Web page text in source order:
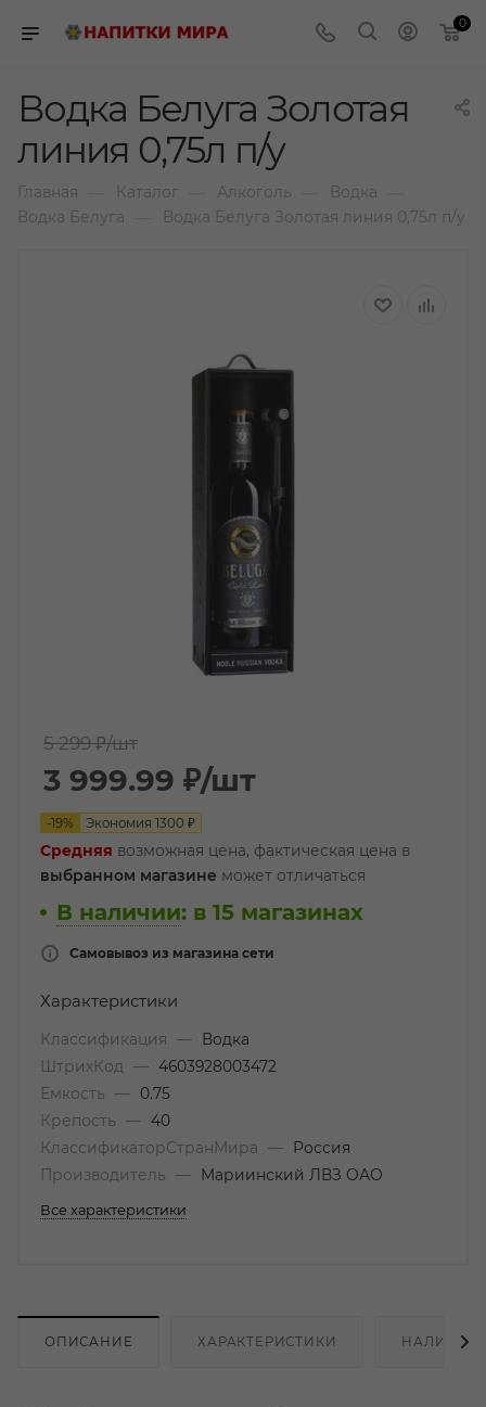
0
Водка Белуга Золотая
линия 0,75л п/у
Главная Каталог Алкоголь Водка
Водка Белуга Водка Белуга Золотая линия 0,75л п/у
5 299 ₽/шт
3 999.99 ₽/шт
-19% Экономия 1300 ₽
Средняя возможная цена, фактическая цена в
выбранном магазине может отличаться
В наличии: в 15 магазинах
Самовывоз из магазина сети
Характеристики
Классификация —
Водка
ШтрихКод
— 4603928003472
Емкость
—
0.75
Крепость
— 40
КлассификаторСтранМира
—
Россия
Производитель
— Мариинский ЛВЗ ОАО
Все характеристики
ОПИСАНИЕ ХАРАКТЕРИСТИКИ НАЛИЧИЕ